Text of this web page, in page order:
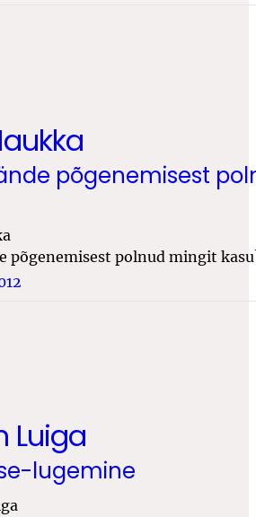
põgenemisest
põgenemisest polnud mingit
Luiga
lugemine